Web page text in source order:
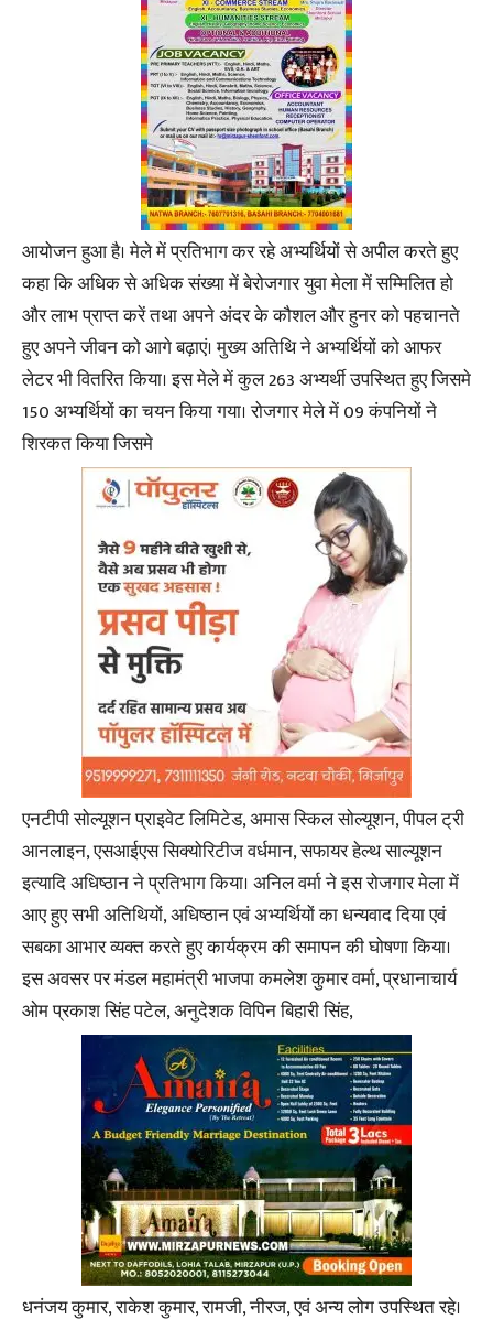
आयोजन हुआ है। मेले में प्रतिभाग कर रहे अभ्यर्थियों से अपील करते हुए
कहा कि अधिक से अधिक संख्या में बेरोजगार युवा मेला में सम्मिलित हो
और लाभ प्राप्त करें तथा अपने अंदर के कौशल और हुनर को पहचानते
हुए अपने जीवन को आगे बढ़ाएं। मुख्य अतिथि ने अभ्यर्थियों को आफर
लेटर भी वितरित किया। इस मेले में कुल 263 अभ्यर्थी उपस्थित हुए जिसमे
150 अभ्यर्थियों का चयन किया गया। रोजगार मेले में 09 कंपनियों ने
शिरकत किया जिसमे
एनटीपी सोल्यूशन प्राइवेट लिमिटेड, अमास स्किल सोल्यूशन, पीपल ट्री
आनलाइन, एसआईएस सिक्योरिटीज वर्धमान, सफायर हेल्थ साल्यूशन
इत्यादि अधिष्ठान ने प्रतिभाग किया। अनिल वर्मा ने इस रोजगार मेला में
आए हुए सभी अतिथियों, अधिष्ठान एवं अभ्यर्थियों का धन्यवाद दिया एवं
सबका आभार व्यक्त करते हुए कार्यक्रम की समापन की घोषणा किया।
इस अवसर पर मंडल महामंत्री भाजपा कमलेश कुमार वर्मा, प्रधानाचार्य
ओम प्रकाश सिंह पटेल, अनुदेशक विपिन बिहारी सिंह,
धनंजय कुमार, राकेश कुमार, रामजी, नीरज, एवं अन्य लोग उपस्थित रहे।